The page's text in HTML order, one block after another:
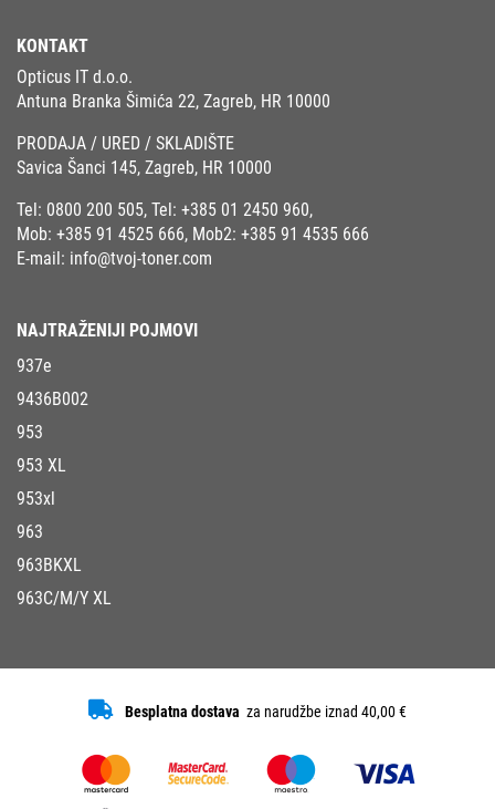
KONTAKT
Opticus IT d.o.o.
Antuna Branka Šimića 22, Zagreb, HR 10000
PRODAJA / URED / SKLADIŠTE
Savica Šanci 145, Zagreb, HR 10000
Tel: 0800 200 505, Tel: +385 01 2450 960,
Mob: +385 91 4525 666, Mob2: +385 91 4535 666
E-mail: info@tvoj-toner.com
NAJTRAŽENIJI POJMOVI
937e
9436B002
953
953 XL
953xl
963
963BKXL
963C/M/Y XL
Besplatna dostava za narudžbe iznad 40,00 €